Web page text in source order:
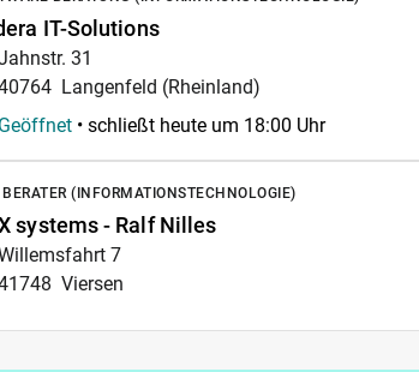
IT-Solutions
31
Langenfeld (Rheinland)
Geöffnet • schließt heute um 18:00 Uhr
BERATER (INFORMATIONSTECHNOLOGIE)
systems - Ralf Nilles
7
Viersen